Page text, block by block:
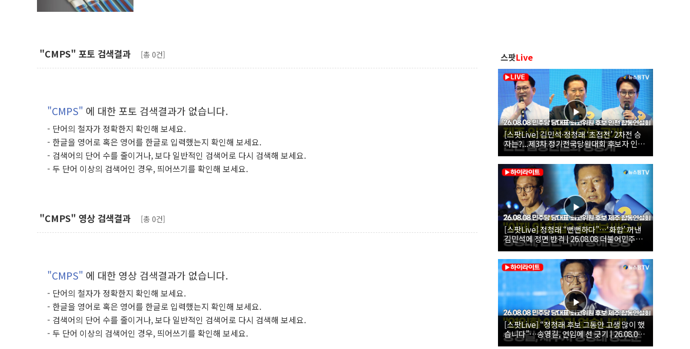
"CMPS" 포토 검색결과 [총 0건]
"CMPS" 에 대한 포토 검색결과가 없습니다.
- 단어의 철자가 정확한지 확인해 보세요.
- 한글을 영어로 혹은 영어를 한글로 입력했는지 확인해 보세요.
- 검색어의 단어 수를 줄이거나, 보다 일반적인 검색어로 다시 검색해 보세요.
- 두 단어 이상의 검색어인 경우, 띄어쓰기를 확인해 보세요.
"CMPS" 영상 검색결과 [총 0건]
"CMPS" 에 대한 영상 검색결과가 없습니다.
- 단어의 철자가 정확한지 확인해 보세요.
- 한글을 영어로 혹은 영어를 한글로 입력했는지 확인해 보세요.
- 검색어의 단어 수를 줄이거나, 보다 일반적인 검색어로 다시 검색해 보세요.
- 두 단어 이상의 검색어인 경우, 띄어쓰기를 확인해 보세요.
스팟Live
[스팟Live] 김민석·정청래 ‘초접전’ 2차전 승
자는?...제3차 정기전국당원대회 후보자 인천
합동연설회 생중계 | 26.08.08
[스팟Live] 정청래 “뻔뻔하다”…‘화합’ 꺼낸
김민석에 정면 반격 | 26.08.08 더불어민주당
당대표·최고위원 후보 제주 합동연설회
[스팟Live] “정청래 후보 그동안 고생 많이 했
습니다”…송영길, 연임에 선 긋기 | 26.08.08
더불어민주당 당대표·최고위원 후보 제주 합